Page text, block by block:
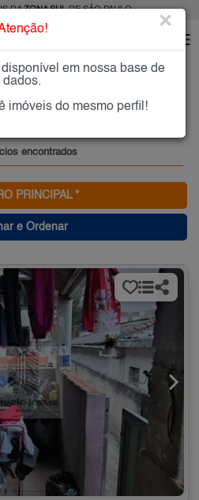
DAZONA SULDE SÃO PAULO
SÃO JOÃO CLÍMACO
Clímaco, Zona Sul de São Paulo
encontrados
PRINCIPAL *
e Ordenar
×
em nossa base de
dados.
imóveis do mesmo perfil!